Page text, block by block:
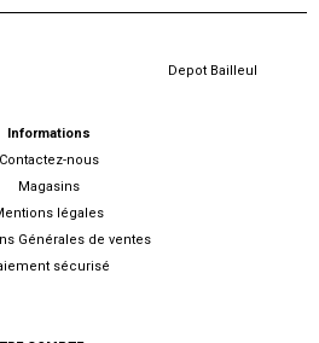
Informations
Contactez-nous
Magasins
légales
Générales de ventes
sécurisé